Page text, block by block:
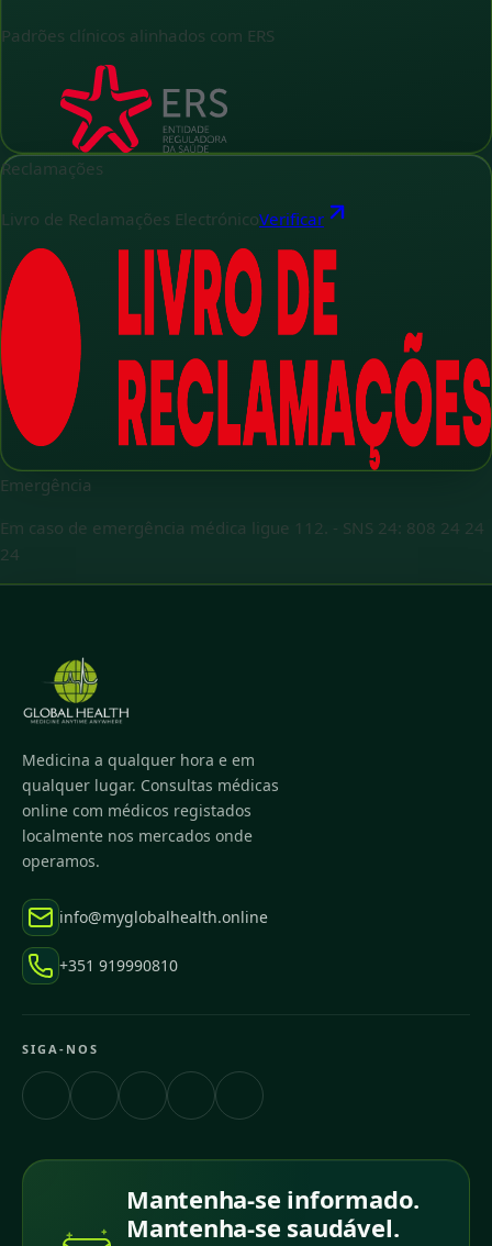
Padrões clínicos alinhados com ERS
Reclamações
Livro de Reclamações ElectrónicoVerificar
Emergência
Em caso de emergência médica ligue 112. - SNS 24: 808 24 24
24
Medicina a qualquer hora e em
qualquer lugar. Consultas médicas
online com médicos registados
localmente nos mercados onde
operamos.
info@myglobalhealth.online
+351 919990810
SIGA-NOS
Mantenha-se informado.
Mantenha-se saudável.